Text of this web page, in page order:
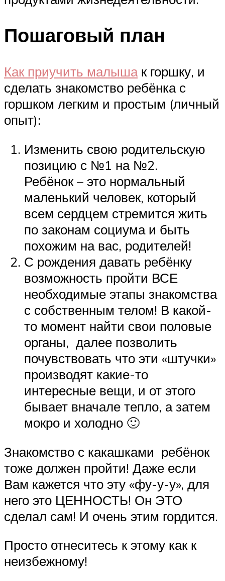
Пошаговый план
Как приучить малышак горшку, и
сделать знакомство ребёнка с
горшком легким и простым (личный
опыт):
Изменить свою родительскую
позицию с №1 на №2.
Ребёнок – это нормальный
маленький человек, который
всем сердцем стремится жить
по законам социума и быть
похожим на вас, родителей!
С рождения давать ребёнку
возможность пройти ВСЕ
необходимые этапы знакомства
с собственным телом! В какой-
то момент найти свои половые
органы, далее позволить
почувствовать что эти «штучки»
производят какие-то
интересные вещи, и от этого
бывает вначале тепло, а затем
мокро и холодно 🙂
Знакомство с какашками ребёнок
тоже должен пройти! Даже если
Вам кажется что эту «фу-у-у», для
него это ЦЕННОСТЬ! Он ЭТО
сделал сам! И очень этим гордится.
Просто отнеситесь к этому как к
неизбежному!